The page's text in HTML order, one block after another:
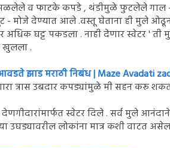
व फाटके कपडे , थंडीमुळे फुटलेले गाल -
मोजे देण्यात आले .वस्तू घेताना ही मुले ओढून
अधिक घट्ट पकडला . नाही देणार स्वेटर ' ती
खुलला .
झाड मराठी निबंध | Maze Avadati
त्रास उबदार कपड्यांमुळे मी सहन करू
देणगीदारांमार्फत स्वेटर दिले . सर्व मुले
उघड्यावरील लोकांना मात्र कशी वाटत